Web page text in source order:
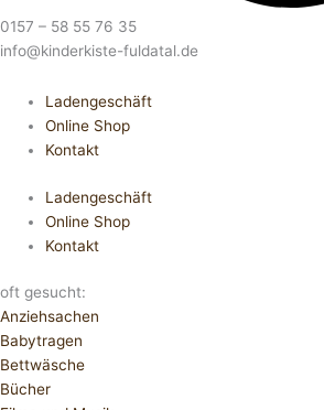
0157 – 58 55 76 35
info@kinderkiste-fuldatal.de
Ladengeschäft
Online Shop
Kontakt
Ladengeschäft
Online Shop
Kontakt
oft gesucht:
Anziehsachen
Babytragen
Bettwäsche
Bücher